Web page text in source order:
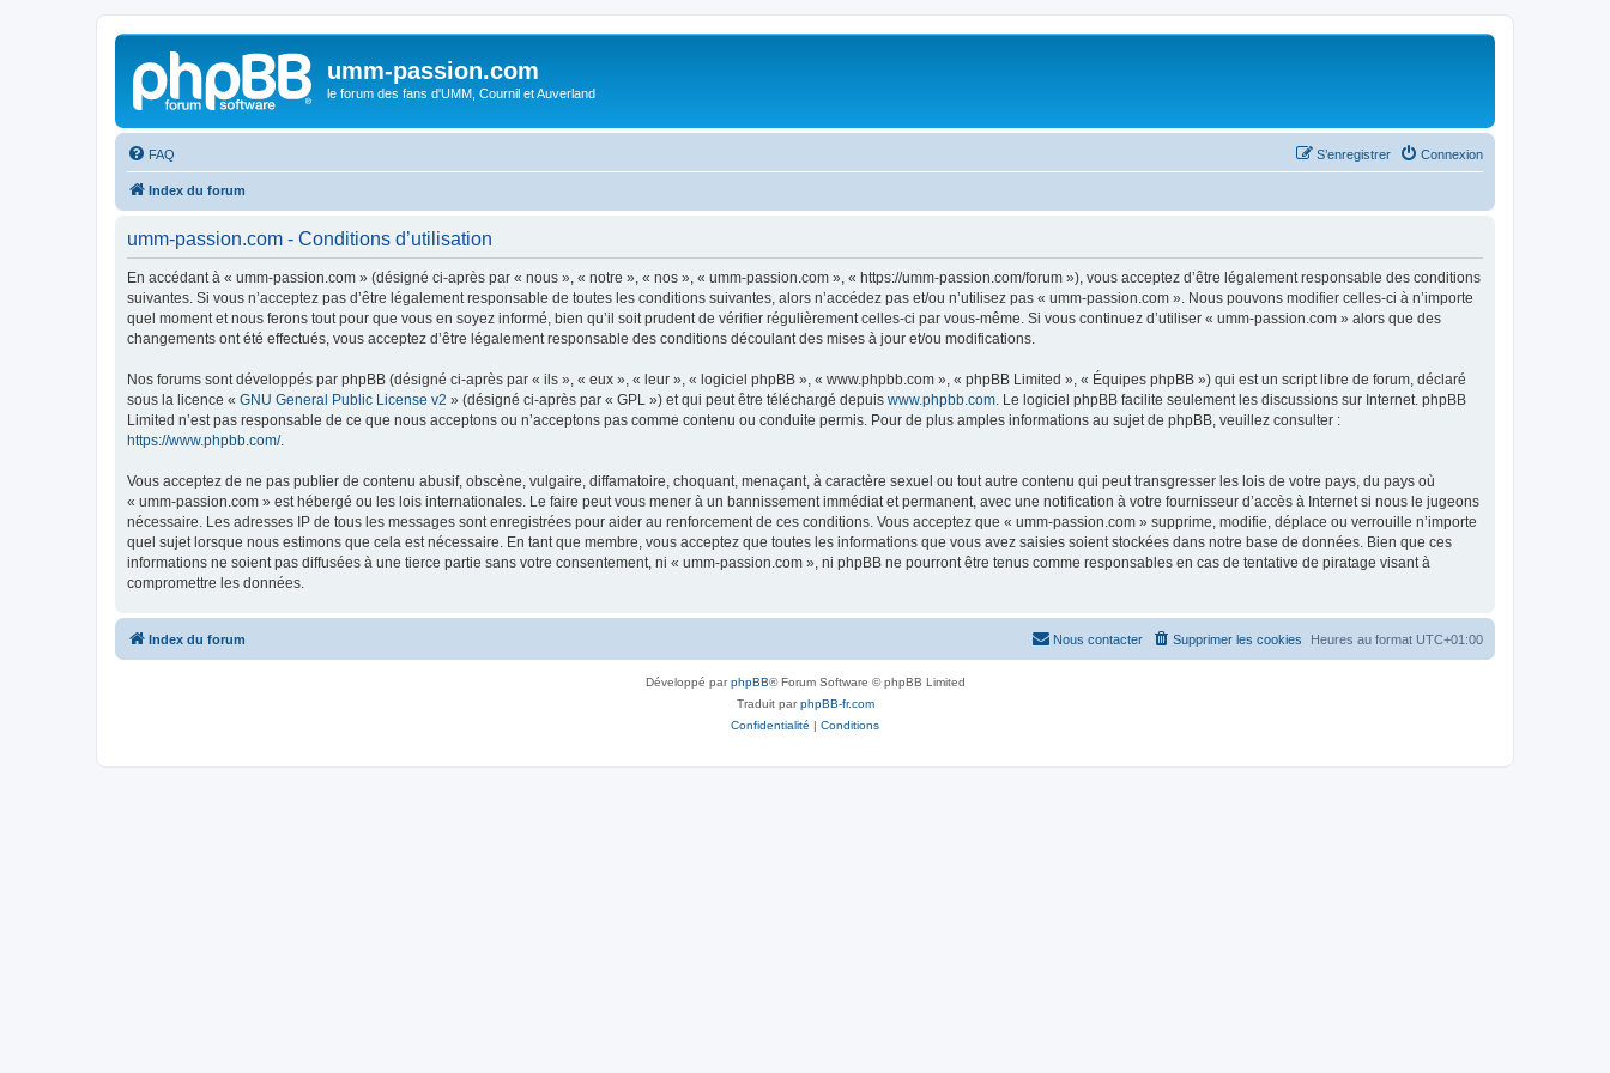
umm-passion.com
le forum des fans d'UMM, Cournil et Auverland
FAQ Connexion
S’enregistrer
Index du forum
umm-passion.com - Conditions d’utilisation
En accédant à « umm-passion.com » (désigné ci-après par « nous », « notre », « nos », « umm-passion.com », « https://umm-passion.com/forum »), vous acceptez d’être légalement responsable des conditions
suivantes. Si vous n’acceptez pas d’être légalement responsable de toutes les conditions suivantes, alors n’accédez pas et/ou n’utilisez pas « umm-passion.com ». Nous pouvons modifier celles-ci à n’importe
quel moment et nous ferons tout pour que vous en soyez informé, bien qu’il soit prudent de vérifier régulièrement celles-ci par vous-même. Si vous continuez d’utiliser « umm-passion.com » alors que des
changements ont été effectués, vous acceptez d’être légalement responsable des conditions découlant des mises à jour et/ou modifications.
Nos forums sont développés par phpBB (désigné ci-après par « ils », « eux », « leur », « logiciel phpBB », « www.phpbb.com », « phpBB Limited », « Équipes phpBB ») qui est un script libre de forum, déclaré
sous la licence « GNU General Public License v2 » (désigné ci-après par « GPL ») et qui peut être téléchargé depuis www.phpbb.com . Le logiciel phpBB facilite seulement les discussions sur Internet. phpBB
Limited n’est pas responsable de ce que nous acceptons ou n’acceptons pas comme contenu ou conduite permis. Pour de plus amples informations au sujet de phpBB, veuillez consulter :
https://www.phpbb.com/.
Vous acceptez de ne pas publier de contenu abusif, obscène, vulgaire, diffamatoire, choquant, menaçant, à caractère sexuel ou tout autre contenu qui peut transgresser les lois de votre pays, du pays où
« umm-passion.com » est hébergé ou les lois internationales. Le faire peut vous mener à un bannissement immédiat et permanent, avec une notification à votre fournisseur d’accès à Internet si nous le jugeons
nécessaire. Les adresses IP de tous les messages sont enregistrées pour aider au renforcement de ces conditions. Vous acceptez que « umm-passion.com » supprime, modifie, déplace ou verrouille n’importe
quel sujet lorsque nous estimons que cela est nécessaire. En tant que membre, vous acceptez que toutes les informations que vous avez saisies soient stockées dans notre base de données. Bien que ces
informations ne soient pas diffusées à une tierce partie sans votre consentement, ni « umm-passion.com », ni phpBB ne pourront être tenus comme responsables en cas de tentative de piratage visant à
compromettre les données.
Index du forum Heures au format UTC+01:00
Supprimer les cookies
Nous contacter
Développé parphpBB® Forum Software © phpBB Limited
Traduit parphpBB-fr.com
Confidentialité | Conditions